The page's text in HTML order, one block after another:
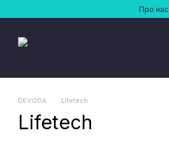
Перейти до основного контентуПро нас
DEVODA Lifetech
Lifetech